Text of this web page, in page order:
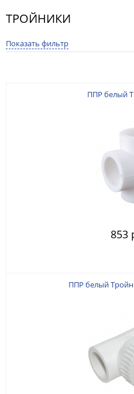
ТРОЙНИКИ
Показать фильтр
ППР белый
853
ППР белый